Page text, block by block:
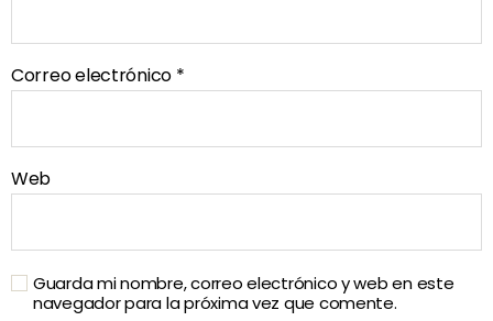
Correo electrónico *
Web
Guarda mi nombre, correo electrónico y web en este
navegador para la próxima vez que comente.